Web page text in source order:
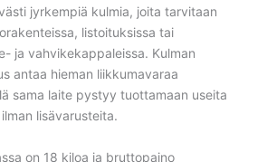
jyrkempiä kulmia, joita tarvitaan
listoituksissa tai
ja vahvikekappaleissa. Kulman
antaa hieman liikkumavaraa
sama laite pystyy tuottamaan useita
lisävarusteita.
on 18 kiloa ja bruttopaino